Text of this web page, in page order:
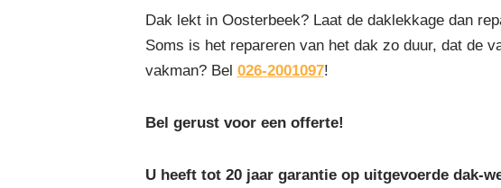
Dak lekt in Oosterbeek? Laat de daklekkage dan
Soms is het repareren van het dak zo duur, dat de
vakman? Bel 026-2001097!
Bel gerust voor een offerte!
U heeft tot 20 jaar garantie op uitgevoerde dak-